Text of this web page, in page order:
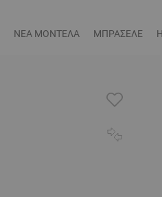
ΝΕΑ ΜΟΝΤΕΛΑ ΜΠΡΑΣΕΛΕ